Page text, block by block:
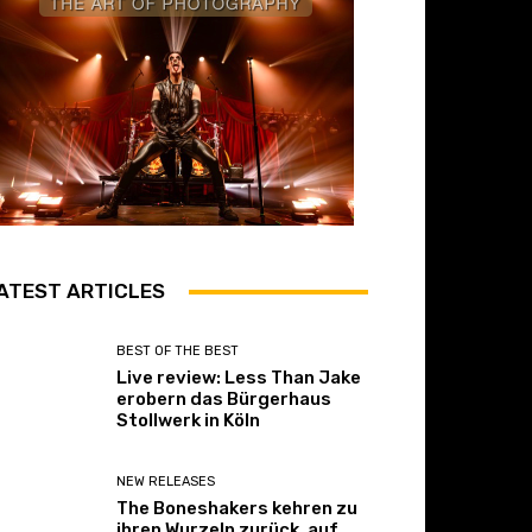
ARTICLES
BEST OF THE BEST
Live review: Less Than Jake
erobern das Bürgerhaus
Stollwerk in Köln
NEW RELEASES
The Boneshakers kehren zu